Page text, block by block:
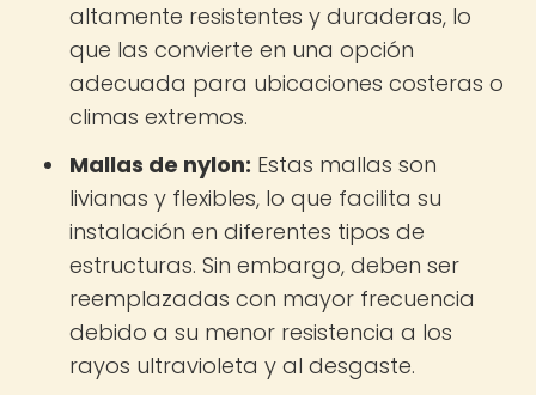
altamente resistentes y duraderas, lo
que las convierte en una opción
adecuada para ubicaciones costeras o
climas extremos.
Mallas de nylon: Estas mallas son
livianas y flexibles, lo que facilita su
instalación en diferentes tipos de
estructuras. Sin embargo, deben ser
reemplazadas con mayor frecuencia
debido a su menor resistencia a los
rayos ultravioleta y al desgaste.